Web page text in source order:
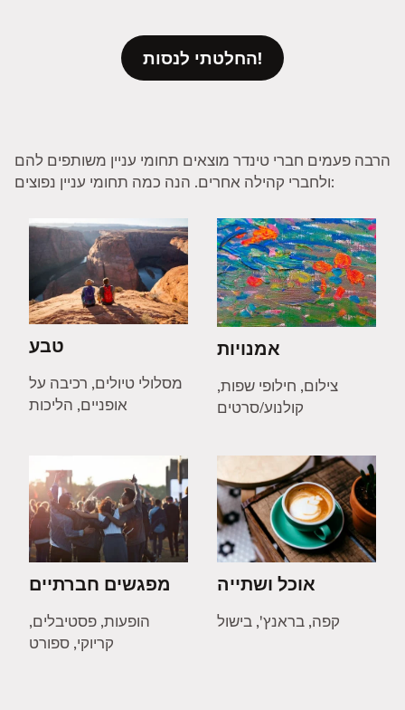
החלטתי לנסות!
הרבה פעמים חברי טינדר מוצאים תחומי עניין משותפים להם
ולחברי קהילה אחרים. הנה כמה תחומי עניין נפוצים:
טבע
מסלולי טיולים, רכיבה על
אופניים, הליכות
אמנויות
צילום, חילופי שפות,
קולנוע/סרטים
מפגשים חברתיים
הופעות, פסטיבלים,
קריוקי, ספורט
אוכל ושתייה
קפה, בראנץ', בישול